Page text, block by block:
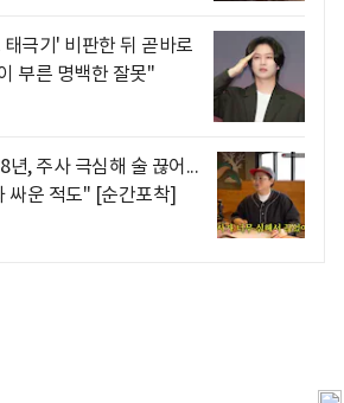
극기' 비판한 뒤 곧바로
부른 명백한 잘못"
년, 주사 극심해 술 끊어...
싸운 적도" [순간포착]